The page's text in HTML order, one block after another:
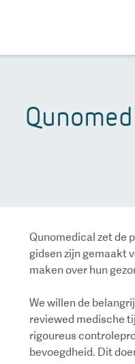
Qunomedical zet de
gidsen zijn gemaakt
maken over hun
We willen de
reviewed medische
rigoureus
bevoegdheid. Dit